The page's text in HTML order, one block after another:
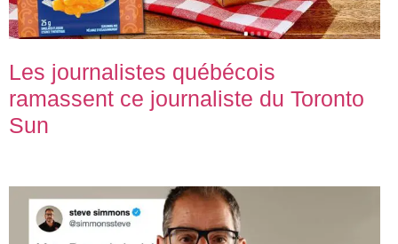
Les journalistes québécois
ramassent ce journaliste du Toronto
Sun